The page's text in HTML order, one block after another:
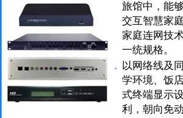
旅馆中，能
交互智慧家
家庭连网技
一统规格。
． 以网络线及
学环境、饭
式终端显示
利，朝向免